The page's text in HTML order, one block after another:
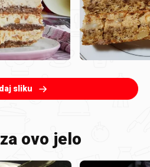
sliku
ovo jelo